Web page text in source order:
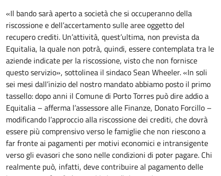
«Il bando sarà aperto a società che si occuperanno della
riscossione e dell’accertamento sulle aree oggetto del
recupero crediti. Un’attività, quest’ultima, non prevista da
Equitalia, la quale non potrà, quindi, essere contemplata tra le
aziende indicate per la riscossione, visto che non fornisce
questo servizio», sottolinea il sindaco Sean Wheeler. «In soli
sei mesi dall’inizio del nostro mandato abbiamo posto il primo
tassello: dopo anni il Comune di Porto Torres può dire addio a
Equitalia – afferma l’assessore alle Finanze, Donato Forcillo –
modificando l’approccio alla riscossione dei crediti, che dovrà
essere più comprensivo verso le famiglie che non riescono a
far fronte ai pagamenti per motivi economici e intransigente
verso gli evasori che sono nelle condizioni di poter pagare. Chi
realmente può, infatti, deve contribuire al pagamento delle